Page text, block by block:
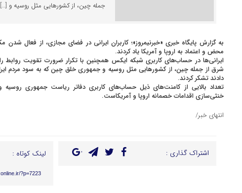
جمله چین، از کشورهایی مثل روسیه و […]
به گزارش پایگاه خبری «خبرنیمروز»؛ کاربران ایرانی در فضای مجازی، از فعال
محض و اعتماد به اروپا و آمریکا یاد کردند.
ایرانی‌ها در حساب‌های کاربری شبکه ایکس همچنین با تکرار ضرورت تقویت روابط
شرق از جمله چین، از کشورهایی مثل روسیه و جمهوری خلق چین که به سود مردم
دادند تشکر کردند.
تعداد بالایی از کامنت‌های ذیل حساب‌های کاربری دفاتر ریاست جمهوری
خنثی‌سازی اقدامات خصمانه اروپا و آمریکاست.
انتهای خبر/
اشتراک گذاری : لینک کوتاه :
?p=7223